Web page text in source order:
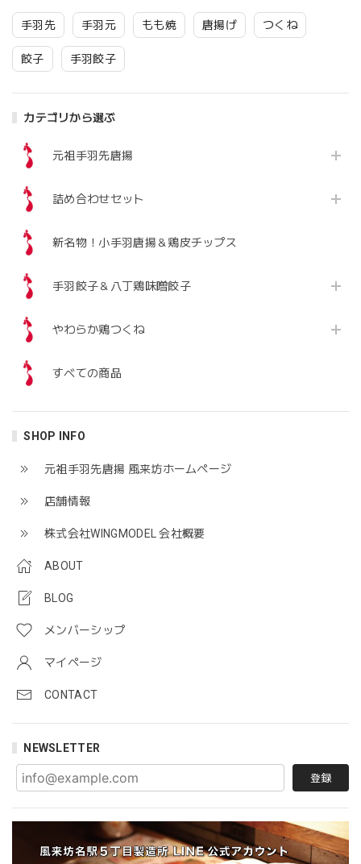
手羽先 手羽元 もも焼 唐揚げ つくね
餃子 手羽餃子
カテゴリから選ぶ
元祖手羽先唐揚
詰め合わせセット
新名物！小手羽唐揚＆鶏皮チップス
手羽餃子＆八丁鶏味噌餃子
やわらか鶏つくね
すべての商品
SHOP INFO
元祖手羽先唐揚 風来坊ホームぺージ
店舗情報
株式会社WINGMODEL 会社概要
ABOUT
BLOG
メンバーシップ
マイページ
CONTACT
NEWSLETTER
登録